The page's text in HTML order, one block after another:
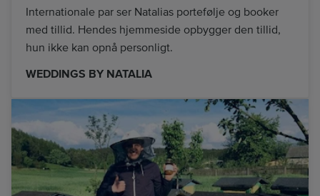
Internationale par ser Natalias portefølje og booker
med tillid. Hendes hjemmeside opbygger den tillid,
hun ikke kan opnå personligt.
WEDDINGS BY NATALIA